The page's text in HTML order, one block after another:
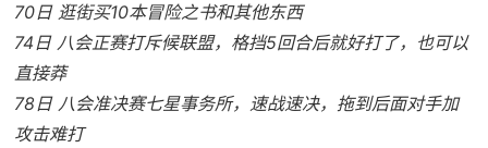
70日 逛街买10本冒险之书和其他东西
74日 八会正赛打斥候联盟，格挡5回合后就好打了，也可以
直接莽
78日 八会准决赛七星事务所，速战速决，拖到后面对手加
攻击难打